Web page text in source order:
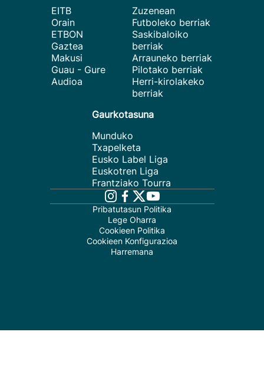
EITB
Orain
ETBON
Gaztea
Makusi
Guau - Gure
Audioa
Zuzenean
Futboleko berriak
Saskibaloiko
berriak
Arrauneko berriak
Pilotako berriak
Herri-kirolakeko
berriak
Gaurkotasuna
Munduko
Txapelketa
Eusko Label Liga
Euskotren Liga
Frantziako Tourra
Pribatutasun Politika
Lege Oharra
Cookieen Politika
Cookieen Konfigurazioa
Harremana